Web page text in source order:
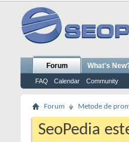
Forum
FAQ Calendar Community
What's
Forum Metode de
SeoPedia